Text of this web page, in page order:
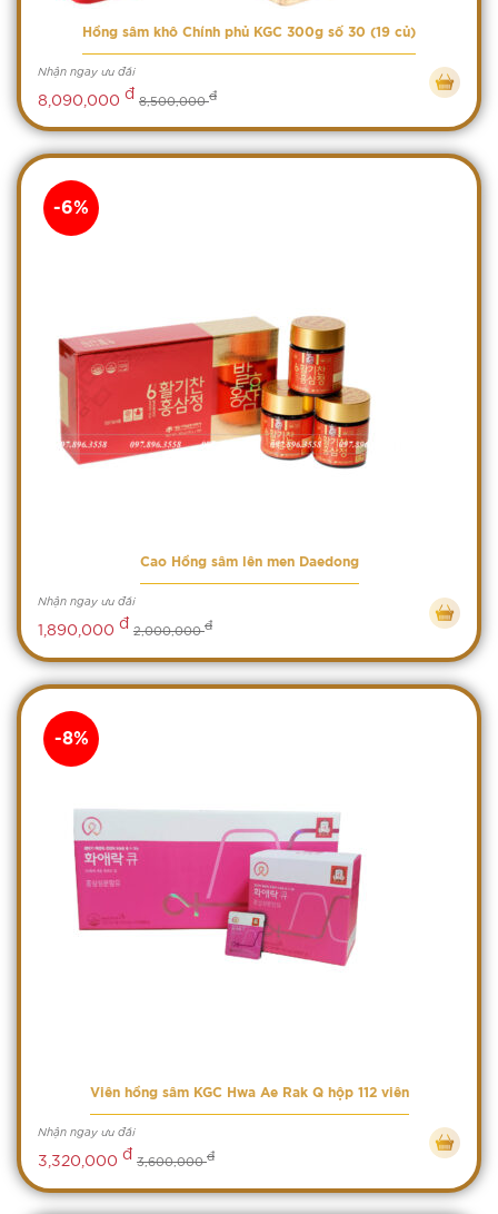
Hồng sâm khô Chính phủ KGC 300g số 30 (19 củ)
Nhận ngay ưu đãi
8,090,000 đ 8,500,000đ
Cao Hồng sâm lên men Daedong
Nhận ngay ưu đãi
1,890,000 đ 2,000,000đ
-6%
Viên hồng sâm KGC Hwa Ae Rak Q hộp 112 viên
Nhận ngay ưu đãi
3,320,000 đ 3,600,000đ
-8%